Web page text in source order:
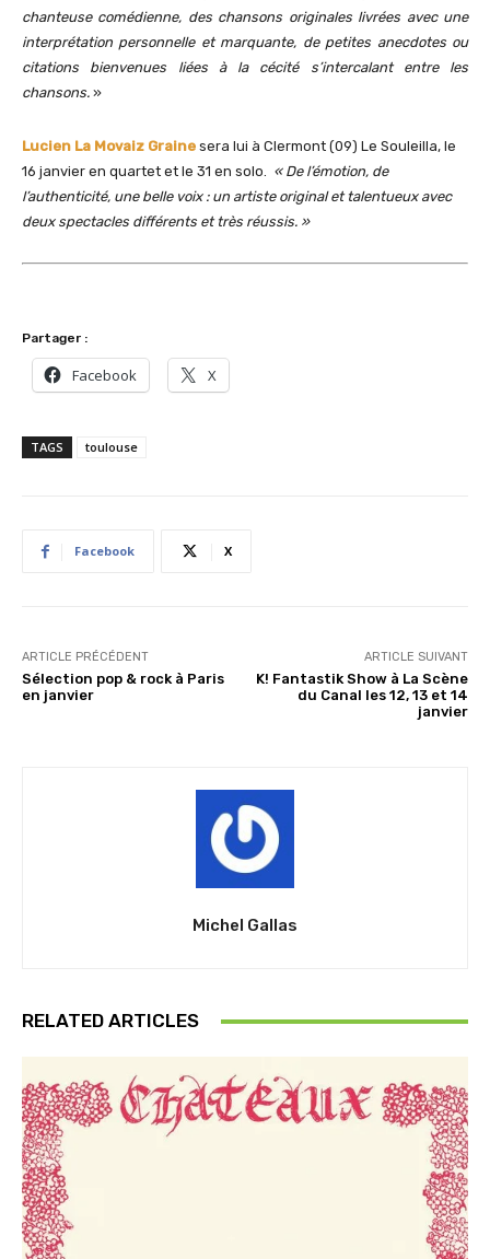
chanteuse comédienne, des chansons originales livrées avec une
interprétation personnelle et marquante, de petites anecdotes ou
citations bienvenues liées à la cécité s’intercalant entre les
chansons. »
Lucien La Movaiz Graine sera lui à Clermont (09) Le Souleilla, le
16 janvier en quartet et le 31 en solo. « De l’émotion, de
l’authenticité, une belle voix : un artiste original et talentueux avec
deux spectacles différents et très réussis. »
Partager :
Facebook X
TAGS toulouse
Facebook X
ARTICLE PRÉCÉDENT
Sélection pop & rock à Paris
en janvier
ARTICLE SUIVANT
K! Fantastik Show à La Scène
du Canal les 12, 13 et 14
janvier
Michel Gallas
RELATED ARTICLES